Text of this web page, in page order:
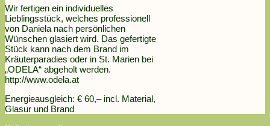
Wir fertigen ein individuelles
Lieblingsstück, welches professionell
von Daniela nach persönlichen
Wünschen glasiert wird. Das gefertigte
Stück kann nach dem Brand im
Kräuterparadies oder in St. Marien bei
„ODELA“ abgeholt werden.
http://www.odela.at
Energieausgleich: € 60,– incl. Material,
Glasur und Brand